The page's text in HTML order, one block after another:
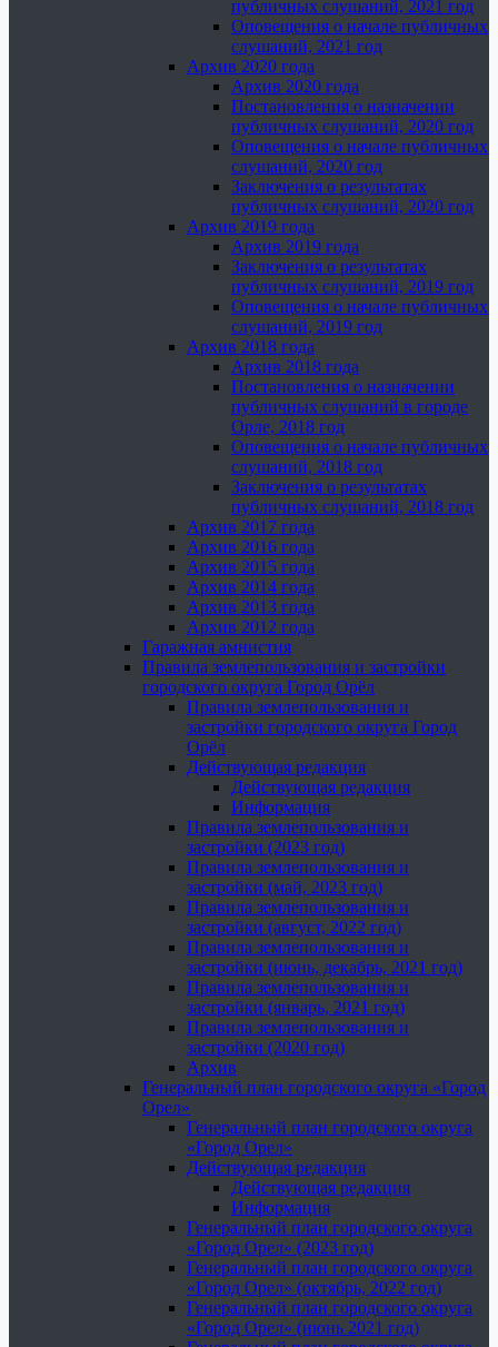
публичных слушаний, 2021 год
Оповещения о начале публичных
слушаний, 2021 год
Архив 2020 года
Архив 2020 года
Постановления о назначении
публичных слушаний, 2020 год
Оповещения о начале публичных
слушаний, 2020 год
Заключения о результатах
публичных слушаний, 2020 год
Архив 2019 года
Архив 2019 года
Заключения о результатах
публичных слушаний, 2019 год
Оповещения о начале публичных
слушаний, 2019 год
Архив 2018 года
Архив 2018 года
Постановления о назначении
публичных слушаний в городе
Орле, 2018 год
Оповещения о начале публичных
слушаний, 2018 год
Заключения о результатах
публичных слушаний, 2018 год
Архив 2017 года
Архив 2016 года
Архив 2015 года
Архив 2014 года
Архив 2013 года
Архив 2012 года
Гаражная амнистия
Правила землепользования и застройки
городского округа Город Орёл
Правила землепользования и
застройки городского округа Город
Орёл
Действующая редакция
Действующая редакция
Информация
Правила землепользования и
застройки (2023 год)
Правила землепользования и
застройки (май, 2023 год)
Правила землепользования и
застройки (август, 2022 год)
Правила землепользования и
застройки (июнь, декабрь, 2021 год)
Правила землепользования и
застройки (январь, 2021 год)
Правила землепользования и
застройки (2020 год)
Архив
Генеральный план городского округа «Город
Орел»
Генеральный план городского округа
«Город Орел»
Действующая редакция
Действующая редакция
Информация
Генеральный план городского округа
«Город Орел» (2023 год)
Генеральный план городского округа
«Город Орел» (октябрь, 2022 год)
Генеральный план городского округа
«Город Орел» (июнь 2021 год)